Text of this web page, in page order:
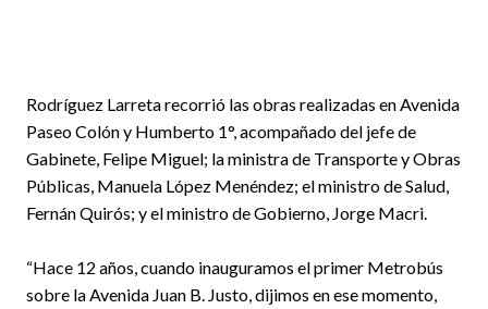
Rodríguez Larreta recorrió las obras realizadas en Avenida
Paseo Colón y Humberto 1°, acompañado del jefe de
Gabinete, Felipe Miguel; la ministra de Transporte y Obras
Públicas, Manuela López Menéndez; el ministro de Salud,
Fernán Quirós; y el ministro de Gobierno, Jorge Macri.
“Hace 12 años, cuando inauguramos el primer Metrobús
sobre la Avenida Juan B. Justo, dijimos en ese momento,